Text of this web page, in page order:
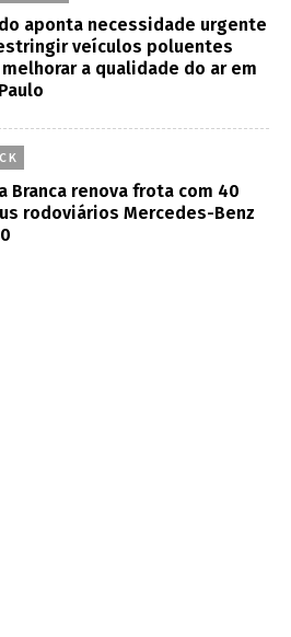
aponta necessidade urgente
veículos poluentes
melhorar a qualidade do ar em
Branca renova frota com 40
rodoviários Mercedes-Benz